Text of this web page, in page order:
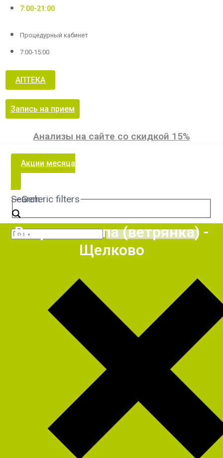
7:00-21:00
Процедурный кабинет
7:00-15:00
АПТЕКА
Запись на прием
Анализы на сайте со скидкой 15%
Акции месяца
Search
Generic filters
Ветряная оспа (ветрянка) -
Щелково